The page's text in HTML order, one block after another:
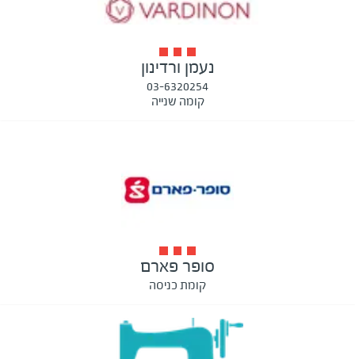
נעמן ורדינון
03-6320254
קומה שנייה
סופר פארם
קומת כניסה